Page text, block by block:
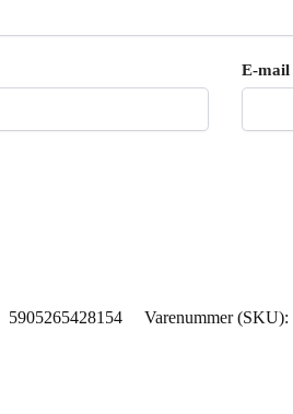
E-mail
5905265428154 Varenummer (SKU):